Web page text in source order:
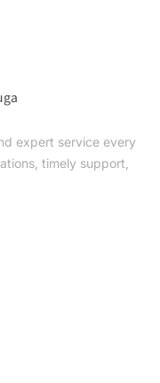
expert service every
timely support,